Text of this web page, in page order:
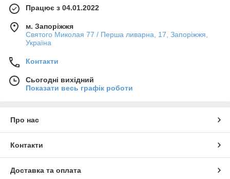
Працює з 04.01.2022
м. Запоріжжя
Святого Миколая 77 / Перша ливарна, 17, Запоріжжя,
Україна
Контакти
Сьогодні вихідний
Показати весь графік роботи
Про нас
Контакти
Доставка та оплата